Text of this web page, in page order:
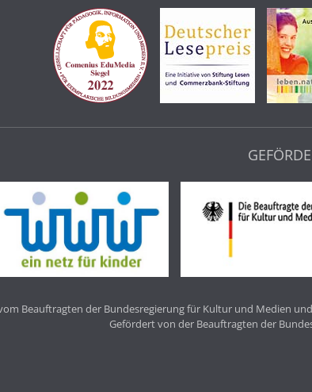
Beauftragten der Bundesregierung für Kultur und Medien
Gefördert von der Beauftragten der